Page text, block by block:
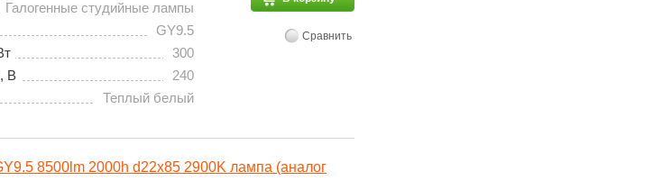
Галогенные студийные лампы
GY9.5
300
В
240
Теплый белый
Сравнить
8500lm 2000h d22x85 2900K лампа (аналог